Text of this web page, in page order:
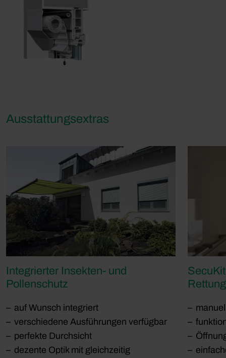
Ausstattungsextras
Integrierter Insekten- und
Pollenschutz
auf Wunsch integriert
verschiedene Ausführungen verfügbar
perfekte Durchsicht
dezente Optik mit gleichzeitig